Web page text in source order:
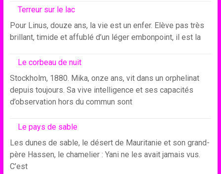
Terreur sur le lac
Pour Linus, douze ans, la vie est un enfer. Elève pas très
brillant, timide et affublé d’un léger embonpoint, il est la
Le corbeau de nuit
Stockholm, 1880. Mika, onze ans, vit dans un orphelinat
depuis toujours. Sa vive intelligence et ses capacités
d’observation hors du commun sont
Le pays de sable
Les dunes de sable, le désert de Mauritanie et son grand-
père Hassen, le chamelier : Yani ne les avait jamais vus.
C’est